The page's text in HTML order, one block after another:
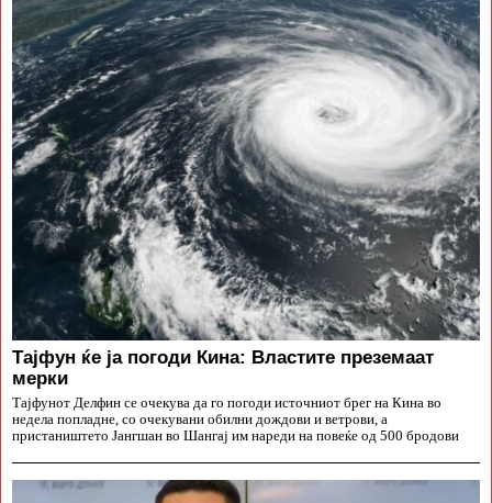
Тајфун ќе ја погоди Кина: Властите преземаат
мерки
Тајфунот Делфин се очекува да го погоди источниот брег на Кина во
недела попладне, со очекувани обилни дождови и ветрови, а
пристаништето Јангшан во Шангај им нареди на повеќе од 500 бродови